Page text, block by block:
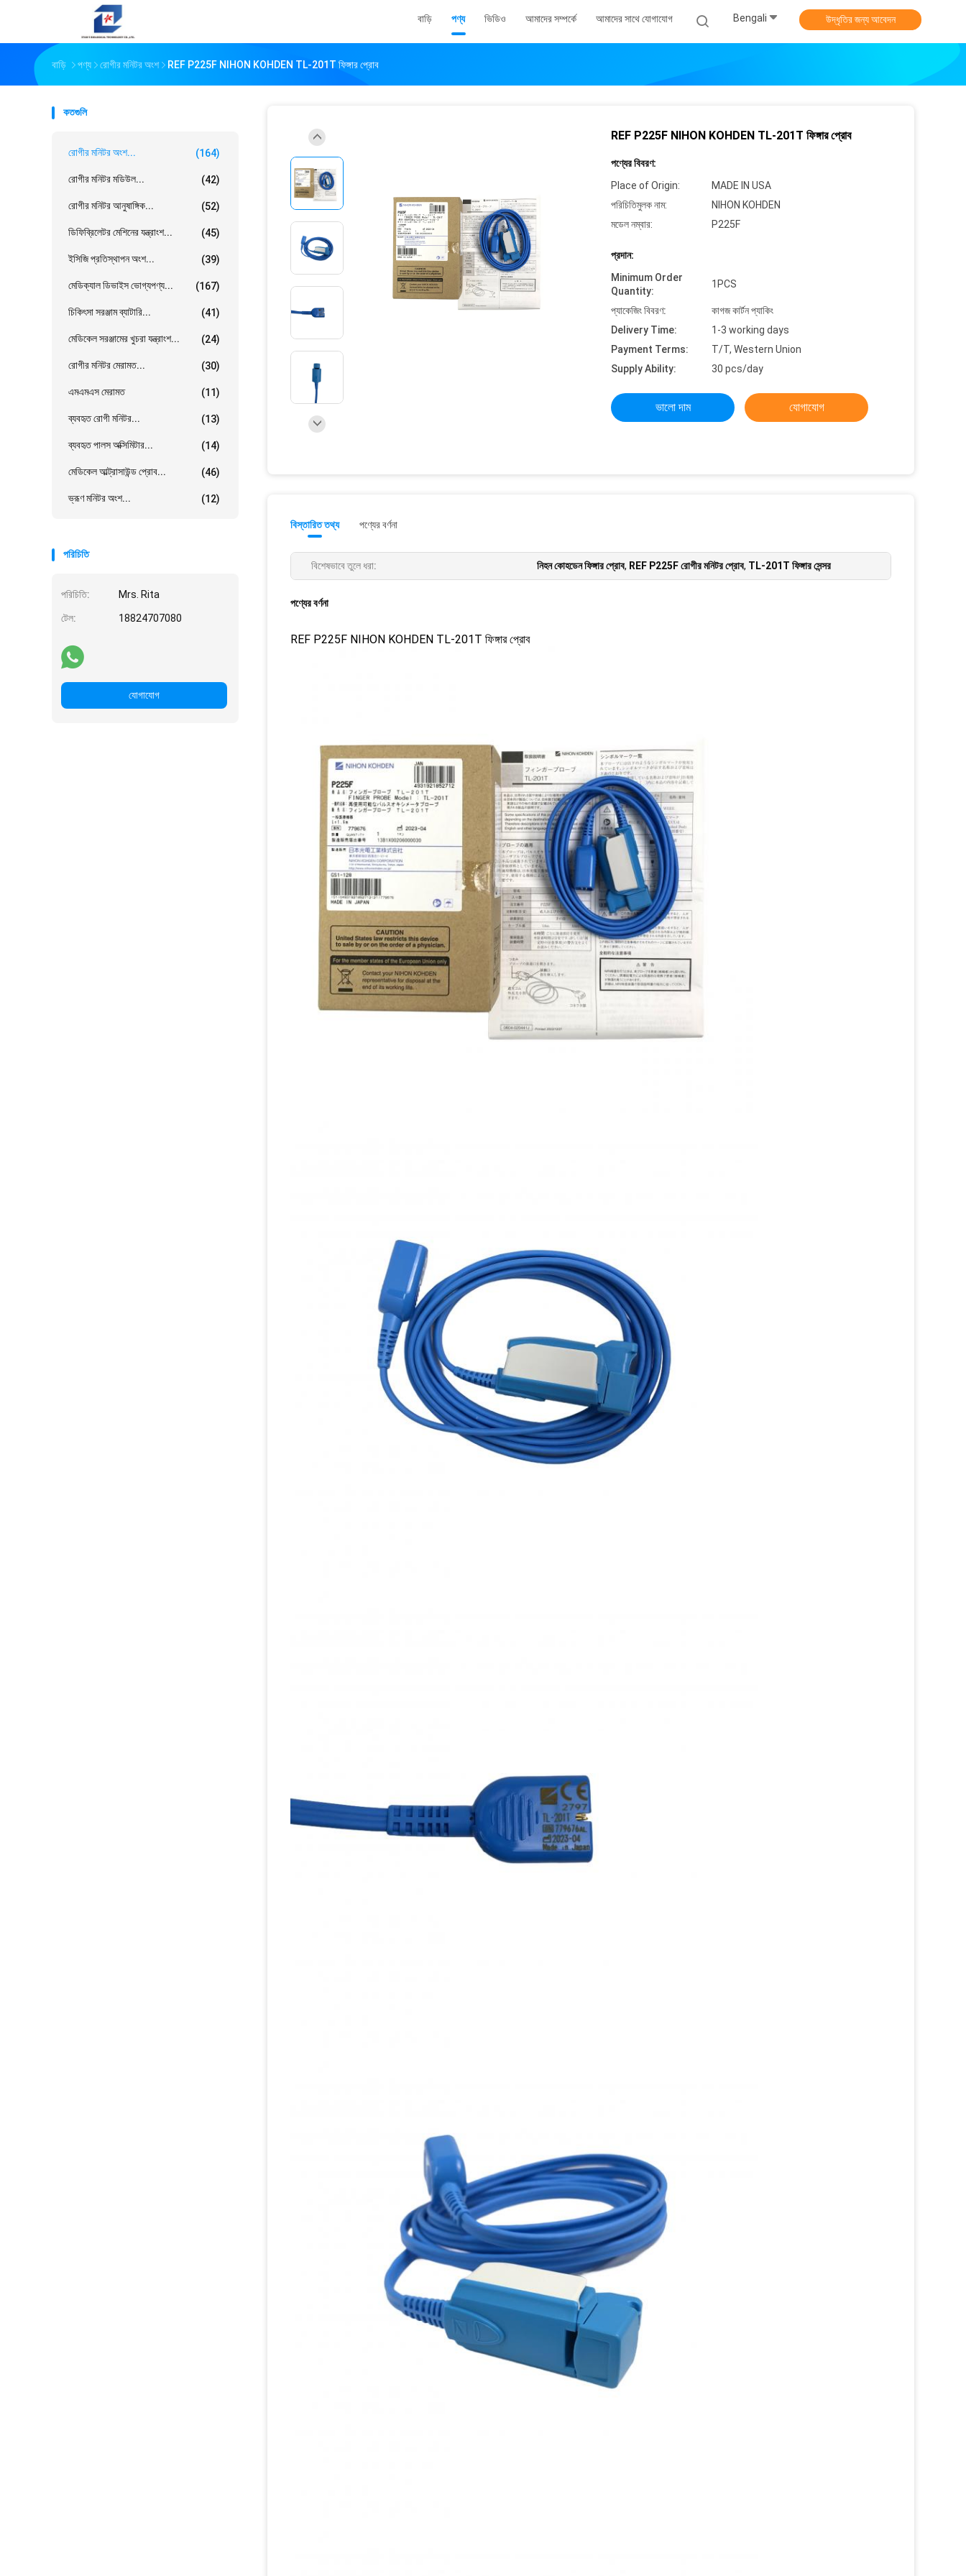
বাড়ি পণ্য ভিডিও আমাদের সম্পর্কে আমাদের সাথে যোগাযোগ Bengali উদ্ধৃতির জন্য আবেদন
বাড়ি পণ্য রোগীর মনিটর অংশ REF P225F NIHON KOHDEN TL-201T ফিঙ্গার প্রোব
কতগুলি
রোগীর মনিটর অংশ... (164)
রোগীর মনিটর মডিউল... (42)
রোগীর মনিটর আনুষাঙ্গিক... (52)
ডিফিব্রিলেটর মেশিনের যন্ত্রাংশ... (45)
ইসিজি প্রতিস্থাপন অংশ... (39)
মেডিক্যাল ডিভাইস ভোগ্যপণ্য... (167)
চিকিৎসা সরঞ্জাম ব্যাটারি... (41)
মেডিকেল সরঞ্জামের খুচরা যন্ত্রাংশ... (24)
রোগীর মনিটর মেরামত... (30)
এমএমএস মেরামত (11)
ব্যবহৃত রোগী মনিটর... (13)
ব্যবহৃত পালস অক্সিমিটার... (14)
মেডিকেল আল্ট্রাসাউন্ড প্রোব... (46)
ভ্রূণ মনিটর অংশ... (12)
পরিচিতি
পরিচিতি: Mrs. Rita
টেল: 18824707080
যোগাযোগ
REF P225F NIHON KOHDEN TL-201T ফিঙ্গার প্রোব
পণ্যের বিবরণ:
Place of Origin:
MADE IN USA
পরিচিতিমুলক নাম:
NIHON KOHDEN
মডেল নম্বার:
P225F
প্রদান:
Minimum Order
Quantity:
1PCS
প্যাকেজিং বিবরণ:
কাগজ কার্টন প্যাকিং
Delivery Time:
1-3 working days
Payment Terms:
T/T, Western Union
Supply Ability:
30 pcs/day
ভালো দাম যোগাযোগ
বিস্তারিত তথ্য পণ্যের বর্ণনা
বিশেষভাবে তুলে ধরা: নিহন কোহডেন ফিঙ্গার প্রোব, REF P225F রোগীর মনিটর প্রোব, TL-201T ফিঙ্গার সেন্সর
পণ্যের বর্ণনা
REF P225F NIHON KOHDEN TL-201T ফিঙ্গার প্রোব